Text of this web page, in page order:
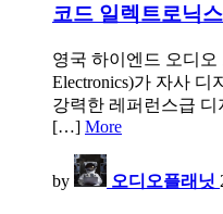
코드 일렉트로닉
영국 하이엔드 오디오
Electronics)가 자사
강력한 레퍼런스급 디
[…] More
by 오디오플래닛